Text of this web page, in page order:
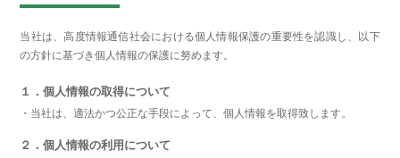
当社は、高度情報通信社会における個人情報保護の重要性を認識し、以下
の方針に基づき個人情報の保護に努めます。
１．個人情報の取得について
・当社は、適法かつ公正な手段によって、個人情報を取得致します。
２．個人情報の利用について